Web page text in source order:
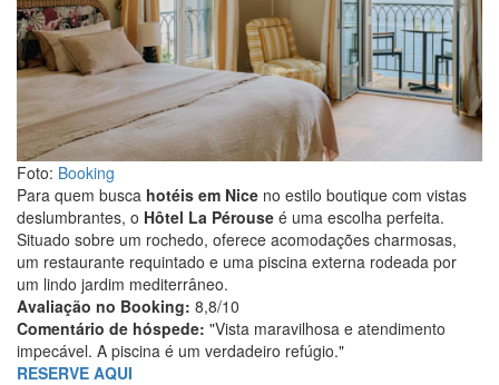
Foto: Booking
Para quem busca hotéis em Nice no estilo boutique com vistas
deslumbrantes, o Hôtel La Pérouse é uma escolha perfeita.
Situado sobre um rochedo, oferece acomodações charmosas,
um restaurante requintado e uma piscina externa rodeada por
um lindo jardim mediterrâneo.
Avaliação no Booking: 8,8/10
Comentário de hóspede: "Vista maravilhosa e atendimento
impecável. A piscina é um verdadeiro refúgio."
RESERVE AQUI